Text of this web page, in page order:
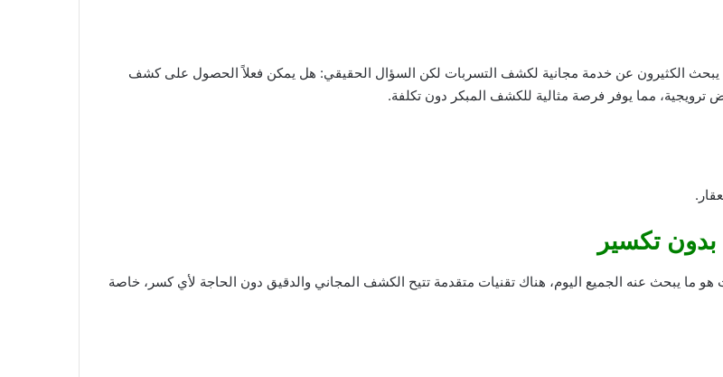
يبحث الكثيرون عن خدمة مجانية لكشف التسربات لكن السؤال الحقيقي: هل يمكن فعلاً الحصول على كشف
مما يوفر فرصة مثالية للكشف المبكر دون تكلفة.
تكسير
يبحث عنه الجميع اليوم، هناك تقنيات متقدمة تتيح الكشف المجاني والدقيق دون الحاجة لأي كسر، خاصة